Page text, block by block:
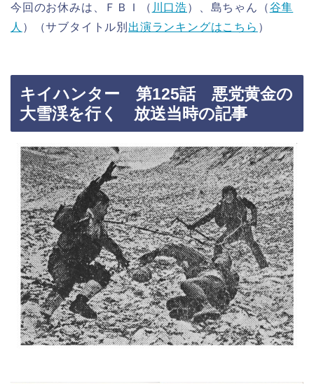
今回のお休みは、ＦＢＩ（ 川口浩）、島ちゃん（谷隼
人 ）（サブタイトル別 出演ランキングはこちら ）
キイハンター 第125話 悪党黄金の
大雪渓を行く 放送当時の記事